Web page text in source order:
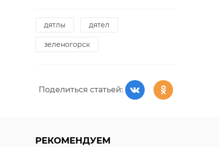
дятлы дятел
зеленогорск
Поделиться статьей:
РЕКОМЕНДУЕМ